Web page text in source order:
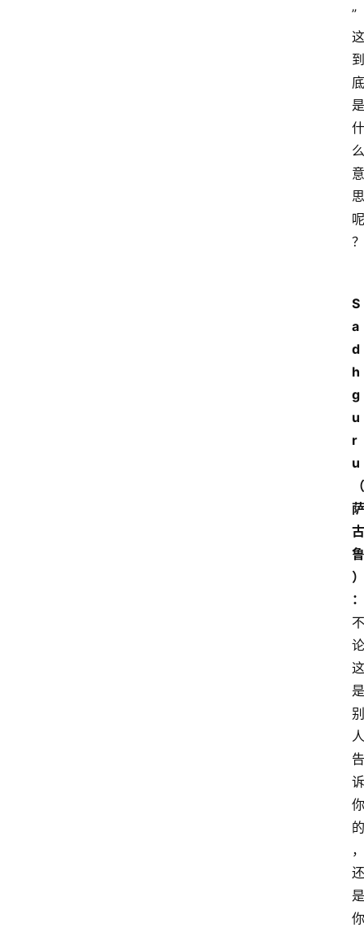
”
这
到
底
是
什
么
意
思
呢
？
S
a
d
h
g
u
r
u
（
萨
古
鲁
）
：
不
论
这
是
别
人
告
诉
你
的
，
还
是
你